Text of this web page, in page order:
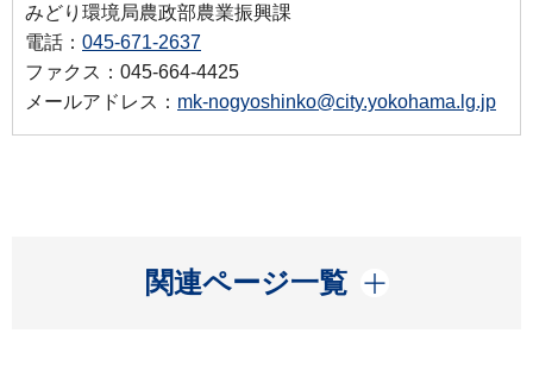
みどり環境局農政部農業振興課
電話： 045-671-2637
ファクス：045-664-4425
メールアドレス： mk-nogyoshinko@city.yokohama.lg.jp
関連ページ一覧
開く